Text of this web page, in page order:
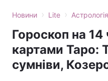
Новини › Lite › Астрологія
Гороскоп на 14
картами Таро:
сумніви,